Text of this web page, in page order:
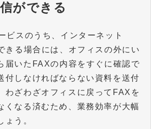
ができる
ビスのうち、インターネット
きる場合には、オフィスの外にい
届いたFAXの内容をすぐに確認で
付しなければならない資料を送付
わざわざオフィスに戻ってFAXを
くなる済むため、業務効率が大幅
ょう。